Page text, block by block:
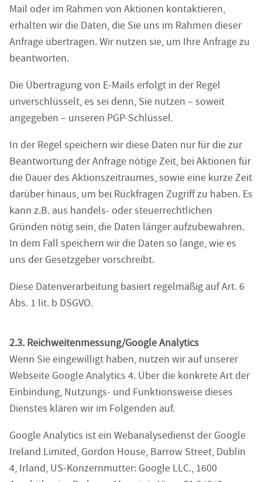
Mail oder im Rahmen von Aktionen kontaktieren,
erhalten wir die Daten, die Sie uns im Rahmen dieser
Anfrage übertragen. Wir nutzen sie, um Ihre Anfrage zu
beantworten.
Die Übertragung von E-Mails erfolgt in der Regel
unverschlüsselt, es sei denn, Sie nutzen – soweit
angegeben – unseren PGP-Schlüssel.
In der Regel speichern wir diese Daten nur für die zur
Beantwortung der Anfrage nötige Zeit, bei Aktionen für
die Dauer des Aktionszeitraumes, sowie eine kurze Zeit
darüber hinaus, um bei Rückfragen Zugriff zu haben. Es
kann z.B. aus handels- oder steuerrechtlichen
Gründen nötig sein, die Daten länger aufzubewahren.
In dem Fall speichern wir die Daten so lange, wie es
uns der Gesetzgeber vorschreibt.
Diese Datenverarbeitung basiert regelmäßig auf Art. 6
Abs. 1 lit. b DSGVO.
2.3. Reichweitenmessung/Google Analytics
Wenn Sie eingewilligt haben, nutzen wir auf unserer
Webseite Google Analytics 4. Über die konkrete Art der
Einbindung, Nutzungs- und Funktionsweise dieses
Dienstes klären wir im Folgenden auf.
Google Analytics ist ein Webanalysedienst der Google
Ireland Limited, Gordon House, Barrow Street, Dublin
4, Irland, US-Konzernmutter: Google LLC., 1600